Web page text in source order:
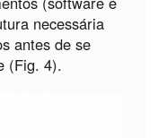
necessária
antes de se
(Fig. 4).